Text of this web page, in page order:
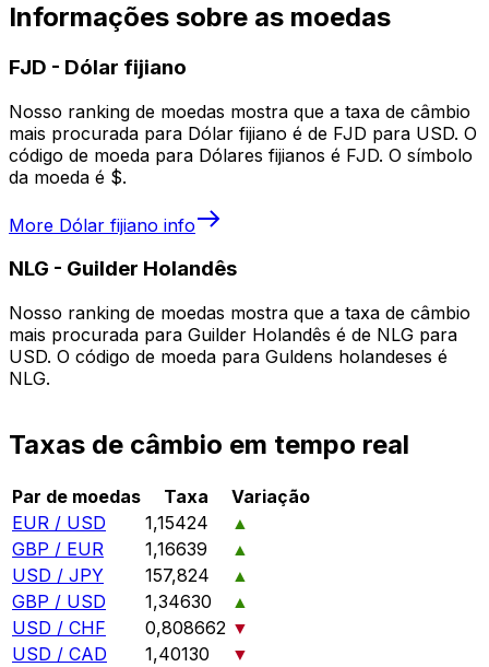
Informações sobre as moedas
FJD - Dólar fijiano
Nosso ranking de moedas mostra que a taxa de câmbio
mais procurada para Dólar fijiano é de FJD para USD. O
código de moeda para Dólares fijianos é FJD. O símbolo
da moeda é $.
More Dólar fijiano info
NLG - Guilder Holandês
Nosso ranking de moedas mostra que a taxa de câmbio
mais procurada para Guilder Holandês é de NLG para
USD. O código de moeda para Guldens holandeses é
NLG.
Taxas de câmbio em tempo real
Par de moedas Taxa
Variação
EUR / USD
1,15424
▲
GBP / EUR
1,16639
▲
USD / JPY
157,824
▲
GBP / USD
1,34630
▲
USD / CHF
0,808662 ▼
USD / CAD
1,40130
▼